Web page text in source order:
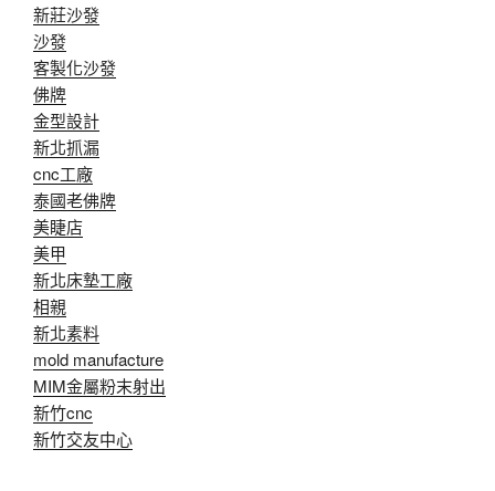
新莊沙發
沙發
客製化沙發
佛牌
金型設計
新北抓漏
cnc工廠
泰國老佛牌
美睫店
美甲
新北床墊工廠
相親
新北素料
mold manufacture
MIM金屬粉末射出
新竹cnc
新竹交友中心